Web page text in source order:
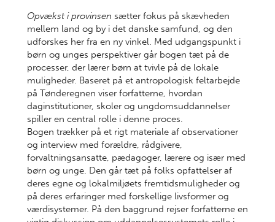
Opvækst i provinsen sætter fokus på skævheden
mellem land og by i det danske samfund, og den
udforskes her fra en ny vinkel. Med udgangspunkt i
børn og unges perspektiver går bogen tæt på de
processer, der lærer børn at tvivle på de lokale
muligheder. Baseret på et antropologisk feltarbejde
på Tønderegnen viser forfatterne, hvordan
daginstitutioner, skoler og ungdomsuddannelser
spiller en central rolle i denne proces.
Bogen trækker på et rigt materiale af observationer
og interview med forældre, rådgivere,
forvaltningsansatte, pædagoger, lærere og især med
børn og unge. Den går tæt på folks opfattelser af
deres egne og lokalmiljøets fremtidsmuligheder og
på deres erfaringer med forskellige livsformer og
værdisystemer. På den baggrund rejser forfatterne en